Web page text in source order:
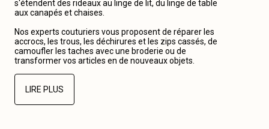
s‘étendent des rideaux au linge de lit, du linge de table
aux canapés et chaises.
Nos experts couturiers vous proposent de réparer les
accrocs, les trous, les déchirures et les zips cassés, de
camoufler les taches avec une broderie ou de
transformer vos articles en de nouveaux objets.
LIRE PLUS